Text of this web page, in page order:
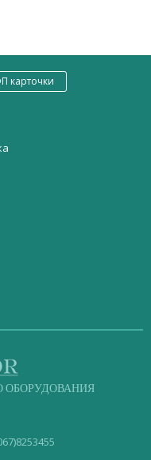
карточки
шкаф
медицинский
SunLight Tech